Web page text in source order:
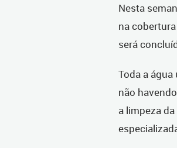
Nesta
na
será
Toda a
não
a limpeza